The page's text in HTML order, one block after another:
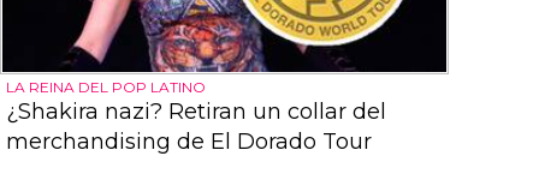
LA REINA DEL POP LATINO
¿Shakira nazi? Retiran un collar del
merchandising de El Dorado Tour